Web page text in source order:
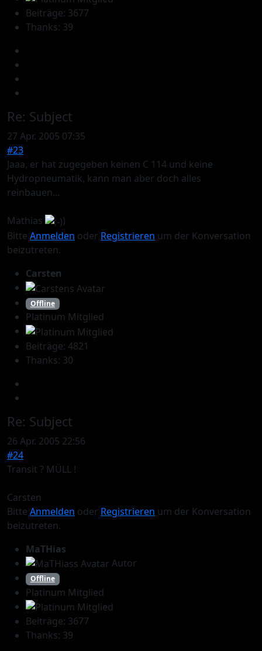
Beiträge: 3677
Thanks: 39
Re: Subject
27 Apr. 2005 07:35
#23
Jaaa, er hat zugegeben keinen C 114 und keine
Hydropneumatik, kann man aber doch alles
reinbauen...
Mathias
)
Bitte Anmelden oder Registrieren um der Konversation
beizutreten.
Carsten
Offline
Platinum Mitglied
Beiträge: 4821
Thanks: 30
Re: Subject
26 Apr. 2005 22:56
#24
Transit ? MÜLL !
Carsten
Bitte Anmelden oder Registrieren um der Konversation
beizutreten.
MaTHias
Autor
Offline
Platinum Mitglied
Beiträge: 3677
Thanks: 39